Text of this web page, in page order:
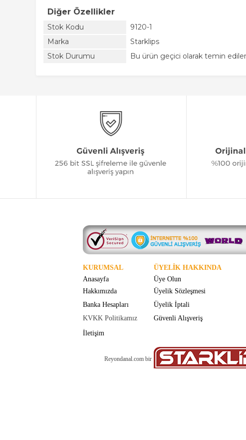
Diğer Özellikler
Stok Kodu
9120-1
Marka
Starklips
Stok Durumu
Bu ürün geçici olarak temin
KURUMSAL ÜYELİK HAKKINDA
Anasayfa Üye Olun
Hakkımızda
Üyelik Sözleşmesi
Banka Hesapları
Üyelik İptali
KVKK Politikamız
Güvenli Alışveriş
İletişim
Reyondanal.com bir